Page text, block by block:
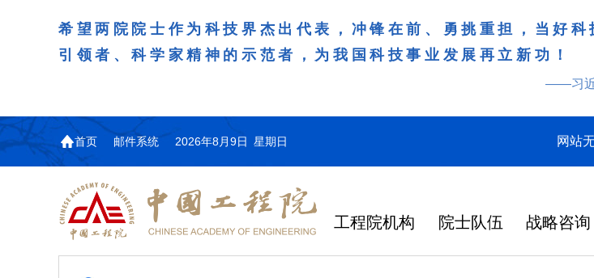
希望两院院士作为科技界杰出代表，冲锋在前、勇挑重担，当好
引领者、科学家精神的示范者，为我国科技事业发展再立新功！
——习近
首页 邮件系统 2026年8月9日 星期日 网站
工程院机构 院士队伍 战略咨询